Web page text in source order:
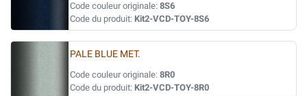
Code couleur originale: 8S6
Code du produit: Kit2-VCD-TOY-8S6
PALE BLUE MET.
Code couleur originale: 8R0
Code du produit: Kit2-VCD-TOY-8R0